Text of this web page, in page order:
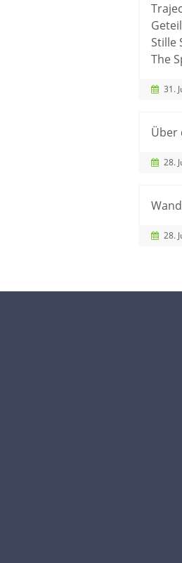
Stille
The
31.
Über
28.
28.